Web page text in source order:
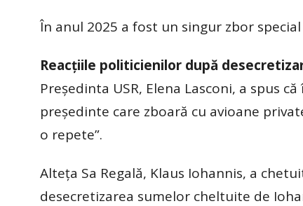
În anul 2025 a fost un singur zbor
Reacțiile politicienilor după
Preşedinta USR, Elena Lasconi, a spus
preşedinte care zboară cu avioane
o repete”.
Alteța Sa Regală, Klaus Iohannis, a
desecretizarea sumelor cheltuite de